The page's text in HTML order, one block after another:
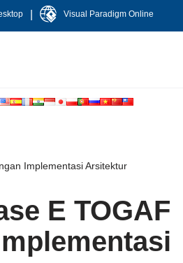
Visual Paradigm Online
Implementasi Arsitektur
E TOGAF